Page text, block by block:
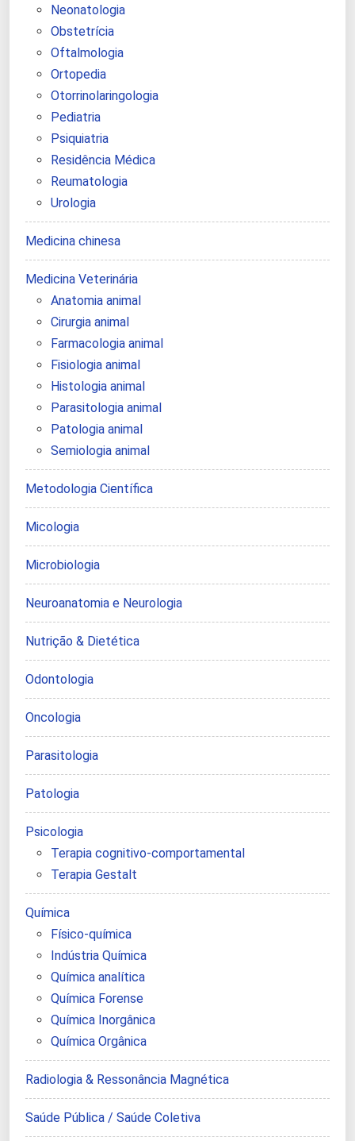
Neonatologia
Obstetrícia
Oftalmologia
Ortopedia
Otorrinolaringologia
Pediatria
Psiquiatria
Residência Médica
Reumatologia
Urologia
Medicina chinesa
Medicina Veterinária
Anatomia animal
Cirurgia animal
Farmacologia animal
Fisiologia animal
Histologia animal
Parasitologia animal
Patologia animal
Semiologia animal
Metodologia Científica
Micologia
Microbiologia
Neuroanatomia e Neurologia
Nutrição & Dietética
Odontologia
Oncologia
Parasitologia
Patologia
Psicologia
Terapia cognitivo-comportamental
Terapia Gestalt
Química
Físico-química
Indústria Química
Química analítica
Química Forense
Química Inorgânica
Química Orgânica
Radiologia & Ressonância Magnética
Saúde Pública / Saúde Coletiva